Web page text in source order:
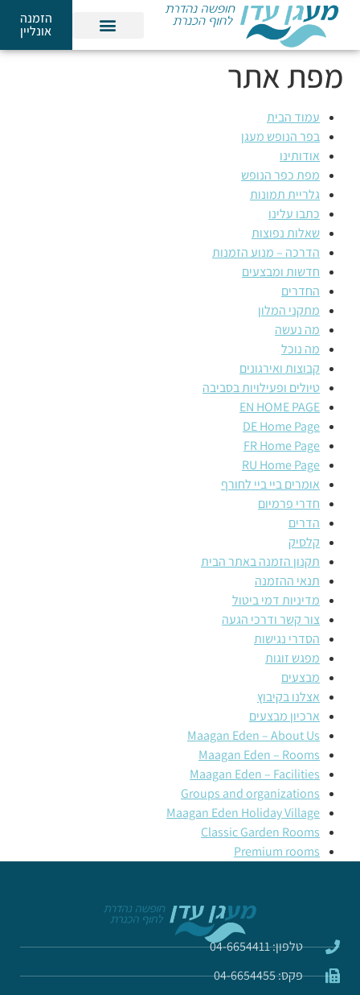
הזמנה
אונליין
מפת אתר
עמוד הבית
בפר הנופש מעגן
אודותינו
מפת כפר הנופש
גלריית תמונות
כתבו עלינו
שאלות נפוצות
הדרכה – מנוע הזמנות
חדשות ומבצעים
החדרים
מתקני המלון
מה נעשה
מה נוכל
קבוצות ואירגונים
טיולים ופעילויות בסביבה
EN HOME PAGE
DE Home Page
FR Home Page
RU Home Page
אומרים ביי ביי לחורף
חדרי פרמיום
הדרים
קלסיק
תקנון הזמנה באתר הבית
תנאי ההזמנה
מדיניות דמי ביטול
צור קשר ודרכי הגעה
הסדרי נגישות
מפגש זוגות
מבצעים
אצלנו בקיבוץ
ארכיון מבצעים
Maagan Eden – About Us
Maagan Eden – Rooms
Maagan Eden – Facilities
Groups and organizations
Maagan Eden Holiday Village
Classic Garden Rooms
Premium rooms
טלפון: 04-6654411
פקס: 04-6654455